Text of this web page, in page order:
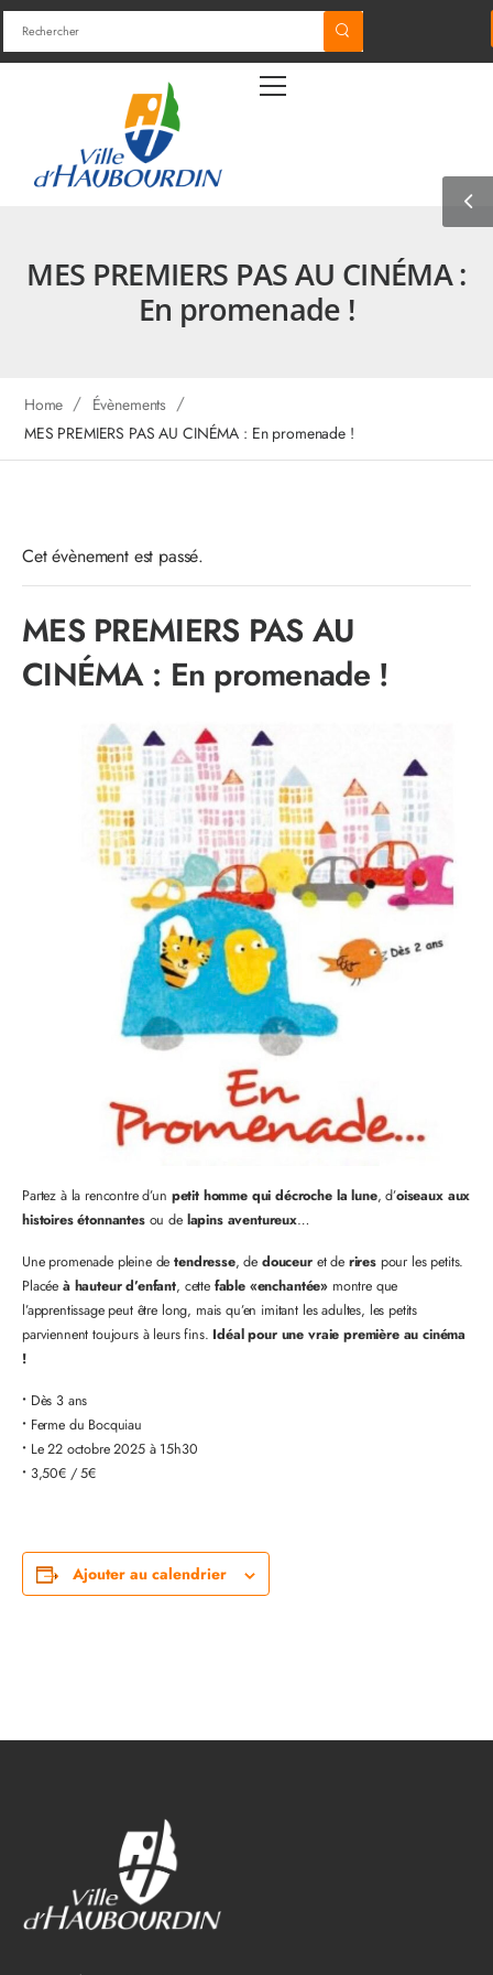
MES PREMIERS PAS AU CINÉMA :
En promenade !
Home / Évènements /
MES PREMIERS PAS AU CINÉMA : En promenade !
Cet évènement est passé.
MES PREMIERS PAS AU
CINÉMA : En promenade !
Partez à la rencontre d’un petit homme qui décroche la lune, d’oiseaux aux
histoires étonnantesou de lapins aventureux…
Une promenade pleine detendresse, de douceuret de rirespour les petits.
Placée à hauteur d’enfant, cettefable «enchantée» montre que
l’apprentissage peut être long, mais qu’en imitant les adultes, les petits
parviennent toujours à leurs fins. Idéal pour une vraie première au cinéma
!
•Dès 3 ans
•Ferme du Bocquiau
•Le 22 octobre 2025 à 15h30
•3,50€ / 5€
Ajouter au calendrier